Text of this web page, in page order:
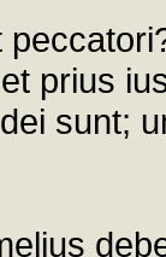
prius
sunt;